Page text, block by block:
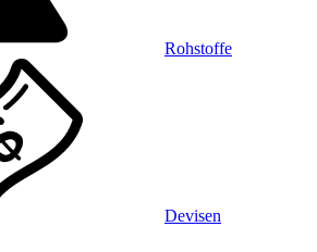
Rohstoffe
Devisen